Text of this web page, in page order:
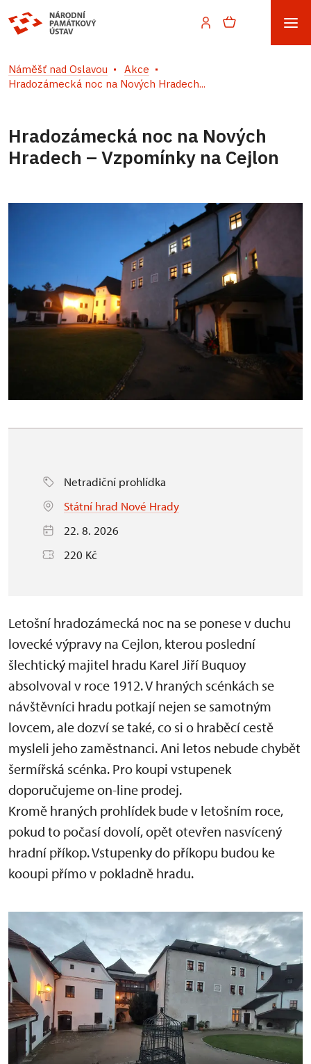
Náměšť nad Oslavou
Akce
Hradozámecká noc na Nových Hradech...
Hradozámecká noc na Nových
Hradech – Vzpomínky na Cejlon
Netradiční prohlídka
Státní hrad Nové Hrady
22. 8. 2026
220 Kč
Letošní hradozámecká noc na se ponese v duchu
lovecké výpravy na Cejlon, kterou poslední
šlechtický majitel hradu Karel Jiří Buquoy
absolvoval v roce 1912. V hraných scénkách se
návštěvníci hradu potkají nejen se samotným
lovcem, ale dozví se také, co si o hraběcí cestě
mysleli jeho zaměstnanci. Ani letos nebude chybět
šermířská scénka. Pro koupi vstupenek
doporučujeme on-line prodej.
Kromě hraných prohlídek bude v letošním roce,
pokud to počasí dovolí, opět otevřen nasvícený
hradní příkop. Vstupenky do příkopu budou ke
kooupi přímo v pokladně hradu.